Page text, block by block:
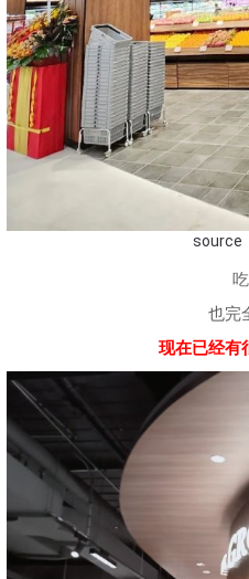
source
也完
现在已经有